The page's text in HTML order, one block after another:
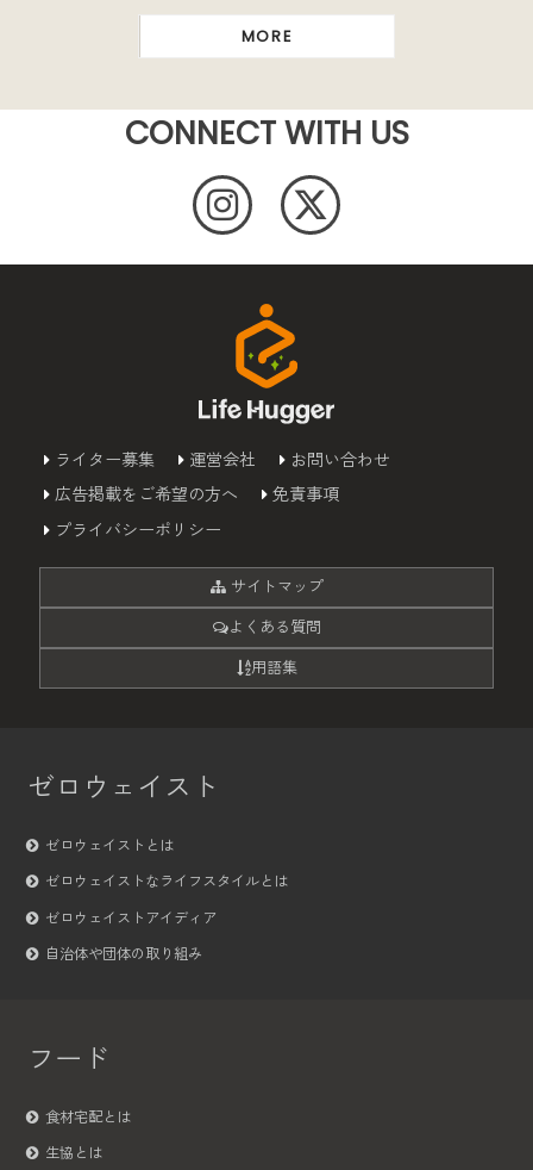
MORE
CONNECT WITH US
ライター募集 運営会社
お問い合わせ
広告掲載をご希望の方へ
免責事項
プライバシーポリシー
サイトマップ
よくある質問
用語集
ゼロウェイスト
ゼロウェイストとは
ゼロウェイストなライフスタイルとは
ゼロウェイストアイディア
自治体や団体の取り組み
フード
食材宅配とは
生協とは